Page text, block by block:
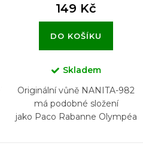
149 Kč
DO KOŠÍKU
Skladem
Originální vůně NANITA-982
má podobné složení
jako Paco Rabanne Olympéa